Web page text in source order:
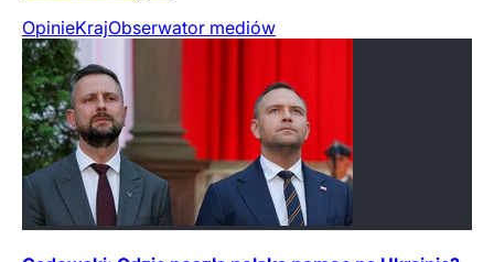
OpinieKrajObserwator mediów